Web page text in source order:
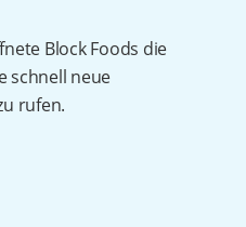
Block Foods die
schnell neue
rufen.